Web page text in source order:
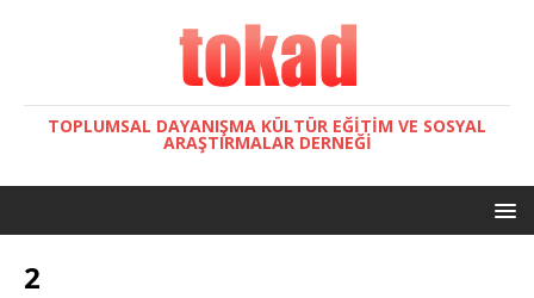
TOPLUMSAL DAYANIŞMA KÜLTÜR EĞITIM VE SOSYAL
ARAŞTIRMALAR DERNEĞI
2